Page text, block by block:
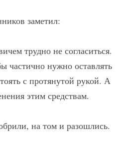
заметил:
трудно не согласиться.
частично нужно оставлять
с протянутой рукой. А
этим средст­вам.
на том и разошлись.